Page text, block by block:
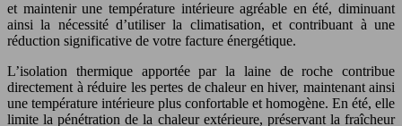
et maintenir une température intérieure agréable en été, diminuant
ainsi la nécessité d’utiliser la climatisation, et contribuant à une
réduction significative de votre facture énergétique.
L’isolation thermique apportée par la laine de roche contribue
directement à réduire les pertes de chaleur en hiver, maintenant ainsi
une température intérieure plus confortable et homogène. En été, elle
limite la pénétration de la chaleur extérieure, préservant la fraîcheur